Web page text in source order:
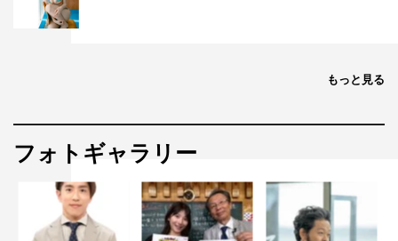
もっと見る
フォトギャラリー